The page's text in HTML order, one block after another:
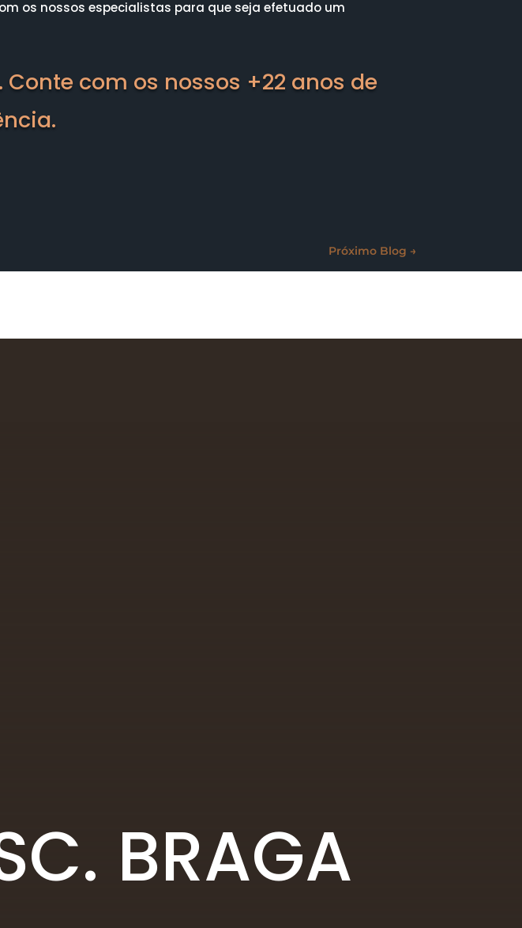
os nossos especialistas para que seja efetuado um
com os nossos +22 anos de
Próximo Blog →
BRAGA